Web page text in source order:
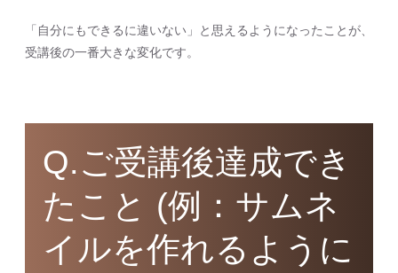
「自分にもできるに違いない」と思えるようになったことが、
受講後の一番大きな変化です。
Q.ご受講後達成でき
たこと (例：サムネ
イルを作れるように